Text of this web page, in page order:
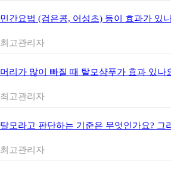
민간요법 (검은콩, 어성초) 등이 효과가 있
최고관리자
머리가 많이 빠질 때 탈모샴푸가 효과 있
최고관리자
탈모라고 판단하는 기준은 무엇인가요?
최고관리자